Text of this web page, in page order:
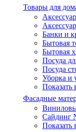
Товары для
Банки и
Бытовая
Бытовая
Посуда
Посуда
Уборка и
Показать
Фасадные
Сайдинг
Показать